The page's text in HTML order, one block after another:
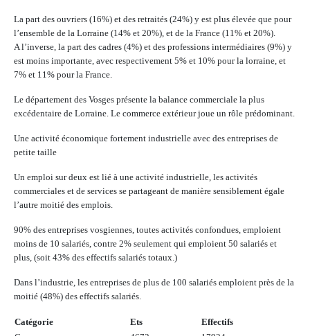
La part des ouvriers (16%) et des retraités (24%) y est plus élevée que pour
l’ensemble de la Lorraine (14% et 20%), et de la France (11% et 20%).
A l’inverse, la part des cadres (4%) et des professions intermédiaires (9%) y
est moins importante, avec respectivement 5% et 10% pour la lorraine, et
7% et 11% pour la France.
Le département des Vosges présente la balance commerciale la plus
excédentaire de Lorraine. Le commerce extérieur joue un rôle prédominant.
Une activité économique fortement industrielle avec des entreprises de
petite taille
Un emploi sur deux est lié à une activité industrielle, les activités
commerciales et de services se partageant de manière sensiblement égale
l’autre moitié des emplois.
90% des entreprises vosgiennes, toutes activités confondues, emploient
moins de 10 salariés, contre 2% seulement qui emploient 50 salariés et
plus, (soit 43% des effectifs salariés totaux.)
Dans l’industrie, les entreprises de plus de 100 salariés emploient près de la
moitié (48%) des effectifs salariés.
Catégorie Ets
Effectifs